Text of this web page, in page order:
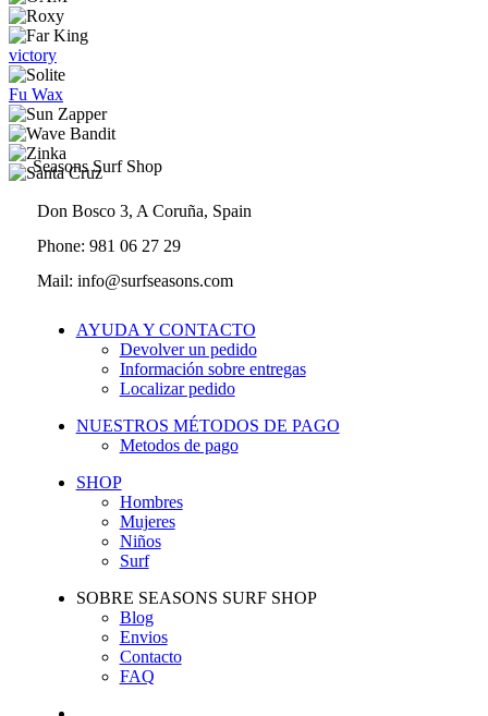
victory
Fu Wax
Seasons Surf Shop
Don Bosco 3, A Coruña, Spain
Phone: 981 06 27 29
Mail: info@surfseasons.com
AYUDA Y CONTACTO
Devolver un pedido
Información sobre entregas
Localizar pedido
NUESTROS MÉTODOS DE PAGO
Metodos de pago
SHOP
Hombres
Mujeres
Niños
Surf
SOBRE SEASONS SURF SHOP
Blog
Envios
Contacto
FAQ